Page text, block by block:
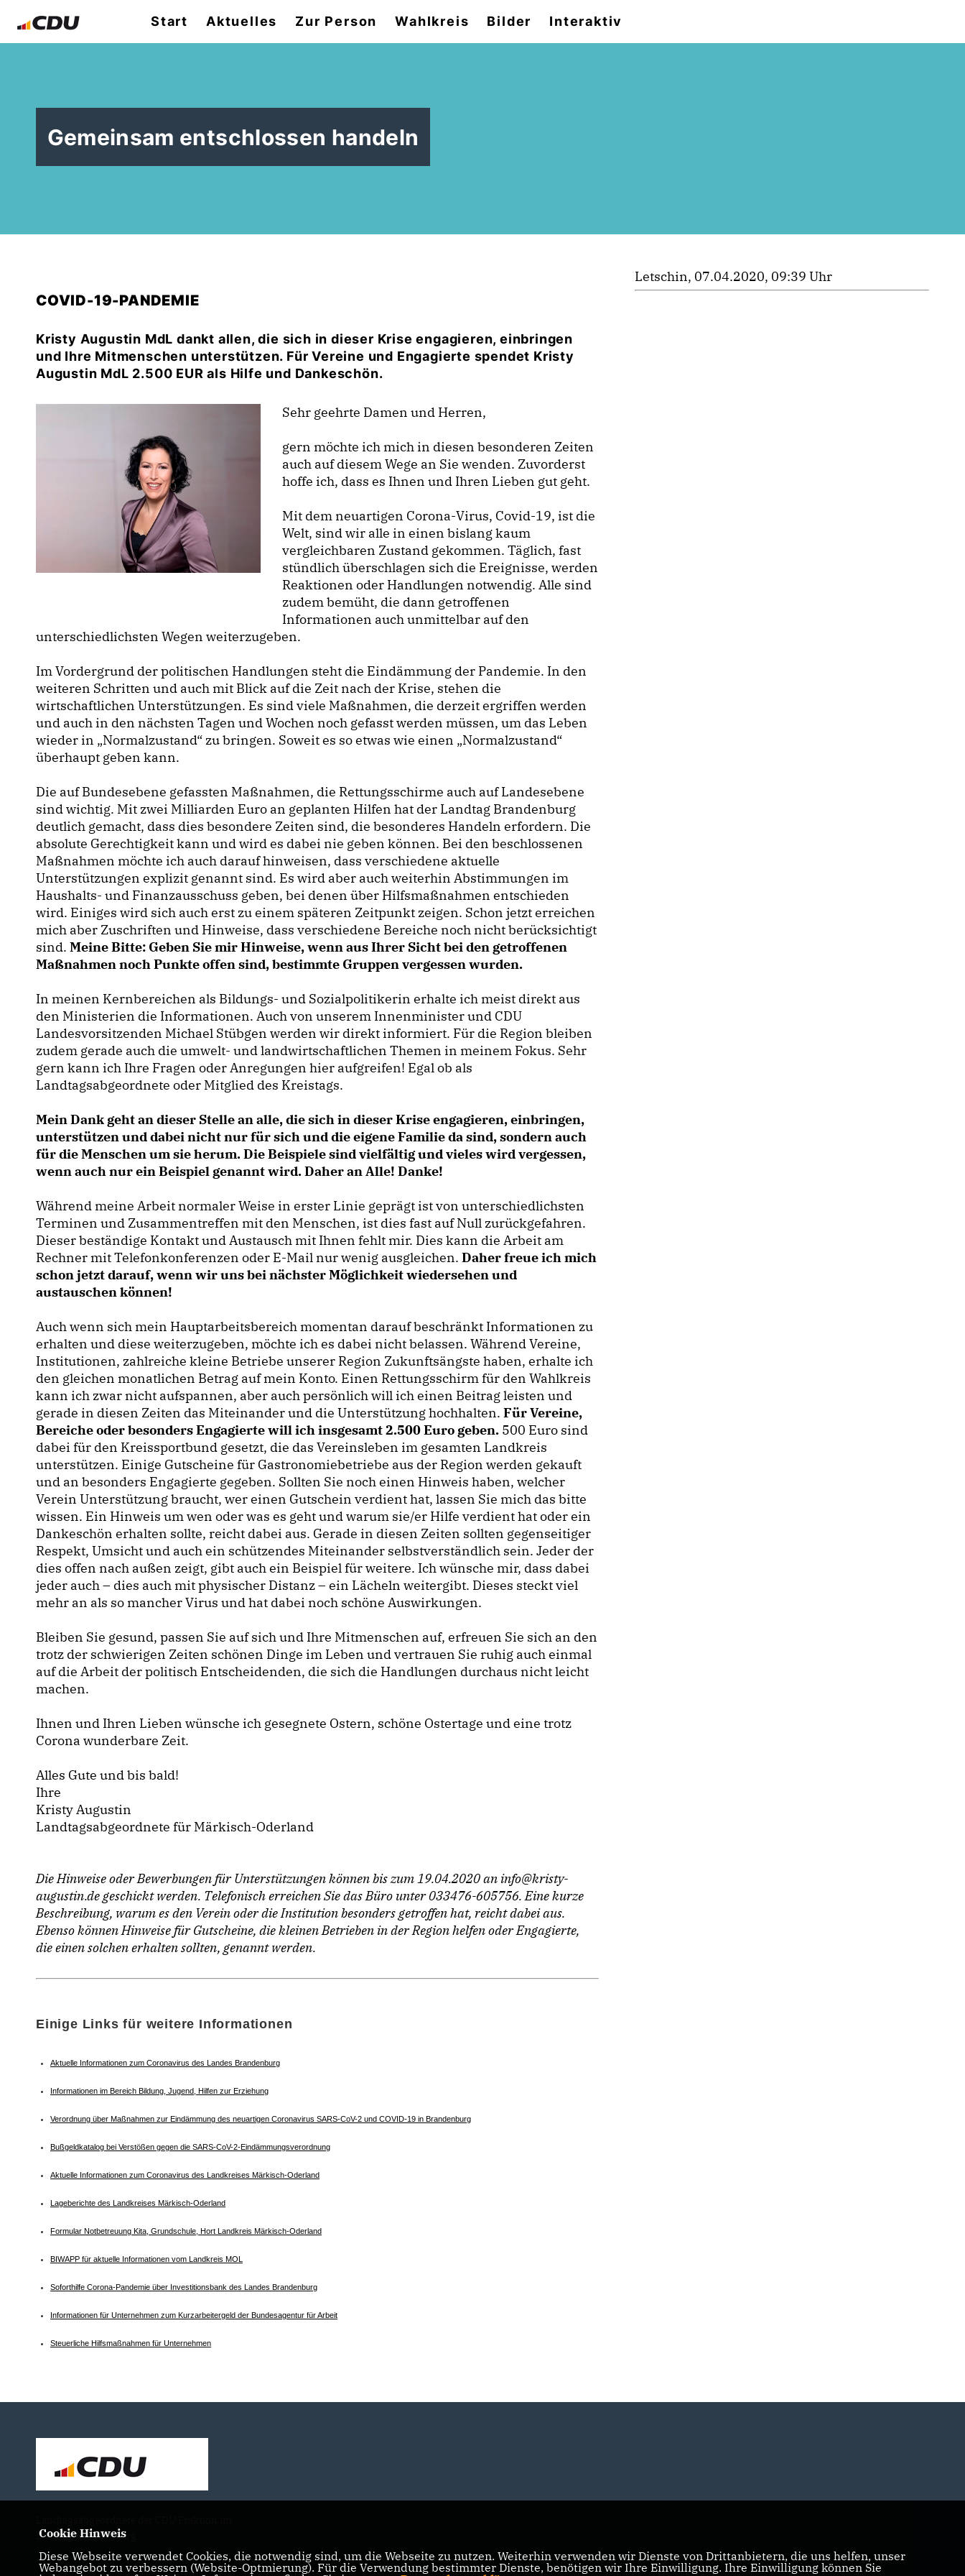
Start Aktuelles Zur Person Wahlkreis Bilder Interaktiv
Gemeinsam entschlossen handeln
COVID-19-PANDEMIE
Kristy Augustin MdL dankt allen, die sich in dieser Krise engagieren, einbringen
und Ihre Mitmenschen unterstützen. Für Vereine und Engagierte spendet Kristy
Augustin MdL 2.500 EUR als Hilfe und Dankeschön.
Sehr geehrte Damen und Herren,
gern möchte ich mich in diesen besonderen Zeiten
auch auf diesem Wege an Sie wenden. Zuvorderst
hoffe ich, dass es Ihnen und Ihren Lieben gut geht.
Mit dem neuartigen Corona-Virus, Covid-19, ist die
Welt, sind wir alle in einen bislang kaum
vergleichbaren Zustand gekommen. Täglich, fast
stündlich überschlagen sich die Ereignisse, werden
Reaktionen oder Handlungen notwendig. Alle sind
zudem bemüht, die dann getroffenen
Informationen auch unmittelbar auf den
unterschiedlichsten Wegen weiterzugeben.
Im Vordergrund der politischen Handlungen steht die Eindämmung der Pandemie. In den
weiteren Schritten und auch mit Blick auf die Zeit nach der Krise, stehen die
wirtschaftlichen Unterstützungen. Es sind viele Maßnahmen, die derzeit ergriffen werden
und auch in den nächsten Tagen und Wochen noch gefasst werden müssen, um das Leben
wieder in „Normalzustand“ zu bringen. Soweit es so etwas wie einen „Normalzustand“
überhaupt geben kann.
Die auf Bundesebene gefassten Maßnahmen, die Rettungsschirme auch auf Landesebene
sind wichtig. Mit zwei Milliarden Euro an geplanten Hilfen hat der Landtag Brandenburg
deutlich gemacht, dass dies besondere Zeiten sind, die besonderes Handeln erfordern. Die
absolute Gerechtigkeit kann und wird es dabei nie geben können. Bei den beschlossenen
Maßnahmen möchte ich auch darauf hinweisen, dass verschiedene aktuelle
Unterstützungen explizit genannt sind. Es wird aber auch weiterhin Abstimmungen im
Haushalts- und Finanzausschuss geben, bei denen über Hilfsmaßnahmen entschieden
wird. Einiges wird sich auch erst zu einem späteren Zeitpunkt zeigen. Schon jetzt erreichen
mich aber Zuschriften und Hinweise, dass verschiedene Bereiche noch nicht berücksichtigt
sind. Meine Bitte: Geben Sie mir Hinweise, wenn aus Ihrer Sicht bei den getroffenen
Maßnahmen noch Punkte offen sind, bestimmte Gruppen vergessen wurden.
In meinen Kernbereichen als Bildungs- und Sozialpolitikerin erhalte ich meist direkt aus
den Ministerien die Informationen. Auch von unserem Innenminister und CDU
Landesvorsitzenden Michael Stübgen werden wir direkt informiert. Für die Region bleiben
zudem gerade auch die umwelt- und landwirtschaftlichen Themen in meinem Fokus. Sehr
gern kann ich Ihre Fragen oder Anregungen hier aufgreifen! Egal ob als
Landtagsabgeordnete oder Mitglied des Kreistags.
Mein Dank geht an dieser Stelle an alle, die sich in dieser Krise engagieren, einbringen,
unterstützen und dabei nicht nur für sich und die eigene Familie da sind, sondern auch
für die Menschen um sie herum. Die Beispiele sind vielfältig und vieles wird vergessen,
wenn auch nur ein Beispiel genannt wird. Daher an Alle! Danke!
Während meine Arbeit normaler Weise in erster Linie geprägt ist von unterschiedlichsten
Terminen und Zusammentreffen mit den Menschen, ist dies fast auf Null zurückgefahren.
Dieser beständige Kontakt und Austausch mit Ihnen fehlt mir. Dies kann die Arbeit am
Rechner mit Telefonkonferenzen oder E-Mail nur wenig ausgleichen. Daher freue ich mich
schon jetzt darauf, wenn wir uns bei nächster Möglichkeit wiedersehen und
austauschen können!
Auch wenn sich mein Hauptarbeitsbereich momentan darauf beschränkt Informationen zu
erhalten und diese weiterzugeben, möchte ich es dabei nicht belassen. Während Vereine,
Institutionen, zahlreiche kleine Betriebe unserer Region Zukunftsängste haben, erhalte ich
den gleichen monatlichen Betrag auf mein Konto. Einen Rettungsschirm für den Wahlkreis
kann ich zwar nicht aufspannen, aber auch persönlich will ich einen Beitrag leisten und
gerade in diesen Zeiten das Miteinander und die Unterstützung hochhalten. Für Vereine,
Bereiche oder besonders Engagierte will ich insgesamt 2.500 Euro geben. 500 Euro sind
dabei für den Kreissportbund gesetzt, die das Vereinsleben im gesamten Landkreis
unterstützen. Einige Gutscheine für Gastronomiebetriebe aus der Region werden gekauft
und an besonders Engagierte gegeben. Sollten Sie noch einen Hinweis haben, welcher
Verein Unterstützung braucht, wer einen Gutschein verdient hat, lassen Sie mich das bitte
wissen. Ein Hinweis um wen oder was es geht und warum sie/er Hilfe verdient hat oder ein
Dankeschön erhalten sollte, reicht dabei aus. Gerade in diesen Zeiten sollten gegenseitiger
Respekt, Umsicht und auch ein schützendes Miteinander selbstverständlich sein. Jeder der
dies offen nach außen zeigt, gibt auch ein Beispiel für weitere. Ich wünsche mir, dass dabei
jeder auch – dies auch mit physischer Distanz – ein Lächeln weitergibt. Dieses steckt viel
mehr an als so mancher Virus und hat dabei noch schöne Auswirkungen.
Bleiben Sie gesund, passen Sie auf sich und Ihre Mitmenschen auf, erfreuen Sie sich an den
trotz der schwierigen Zeiten schönen Dinge im Leben und vertrauen Sie ruhig auch einmal
auf die Arbeit der politisch Entscheidenden, die sich die Handlungen durchaus nicht leicht
machen.
Ihnen und Ihren Lieben wünsche ich gesegnete Ostern, schöne Ostertage und eine trotz
Corona wunderbare Zeit.
Alles Gute und bis bald!
Ihre
Kristy Augustin
Landtagsabgeordnete für Märkisch-Oderland
Die Hinweise oder Bewerbungen für Unterstützungen können bis zum 19.04.2020 an info@kristy-
augustin.de geschickt werden. Telefonisch erreichen Sie das Büro unter 033476-605756. Eine kurze
Beschreibung, warum es den Verein oder die Institution besonders getroffen hat, reicht dabei aus.
Ebenso können Hinweise für Gutscheine, die kleinen Betrieben in der Region helfen oder Engagierte,
die einen solchen erhalten sollten, genannt werden.
Einige Links für weitere Informationen
Aktuelle Informationen zum Coronavirus des Landes Brandenburg
Informationen im Bereich Bildung, Jugend, Hilfen zur Erziehung
Verordnung über Maßnahmen zur Eindämmung des neuartigen Coronavirus SARS-CoV-2 und COVID-19 in Brandenburg
Bußgeldkatalog bei Verstößen gegen die SARS-CoV-2-Eindämmungsverordnung
Aktuelle Informationen zum Coronavirus des Landkreises Märkisch-Oderland
Lageberichte des Landkreises Märkisch-Oderland
Formular Notbetreuung Kita, Grundschule, Hort Landkreis Märkisch-Oderland
BIWAPP für aktuelle Informationen vom Landkreis MOL
Soforthilfe Corona-Pandemie über Investitionsbank des Landes Brandenburg
Informationen für Unternehmen zum Kurzarbeitergeld der Bundesagentur für Arbeit
Steuerliche Hilfsmaßnahmen für Unternehmen
Letschin, 07.04.2020, 09:39 Uhr
Landtag Brandenburg
Cookie Hinweis
Diese Webseite verwendet Cookies, die notwendig sind, um die Webseite zu nutzen. Weiterhin verwenden wir Dienste von Drittanbietern, die uns helfen, unser
Webangebot zu verbessern (Website-Optmierung). Für die Verwendung bestimmter Dienste, benötigen wir Ihre Einwilligung. Ihre Einwilligung können Sie